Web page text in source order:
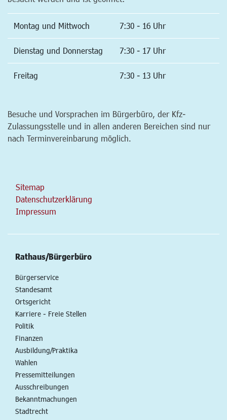
Montag und Mittwoch 7:30 - 16 Uhr
Dienstag und Donnerstag 7:30 - 17 Uhr
Freitag 7:30 - 13 Uhr
Besuche und Vorsprachen im Bürgerbüro, der Kfz-
Zulassungsstelle und in allen anderen Bereichen sind nur
nach Terminvereinbarung möglich.
Sitemap
Datenschutzerklärung
Impressum
Rathaus/Bürgerbüro
Bürgerservice
Standesamt
Ortsgericht
Karriere - Freie Stellen
Politik
Finanzen
Ausbildung/Praktika
Wahlen
Pressemitteilungen
Ausschreibungen
Bekanntmachungen
Stadtrecht